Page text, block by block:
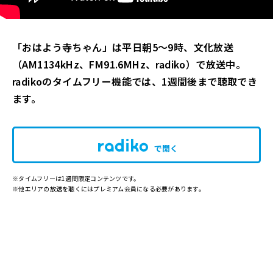
「おはよう寺ちゃん」は平日朝5～9時、文化放送
（AM1134kHz、FM91.6MHz、radiko）で放送中。
radikoのタイムフリー機能では、1週間後まで聴取でき
ます。
で開く
※タイムフリーは1週間限定コンテンツです。
※他エリアの放送を聴くにはプレミアム会員になる必要があります。